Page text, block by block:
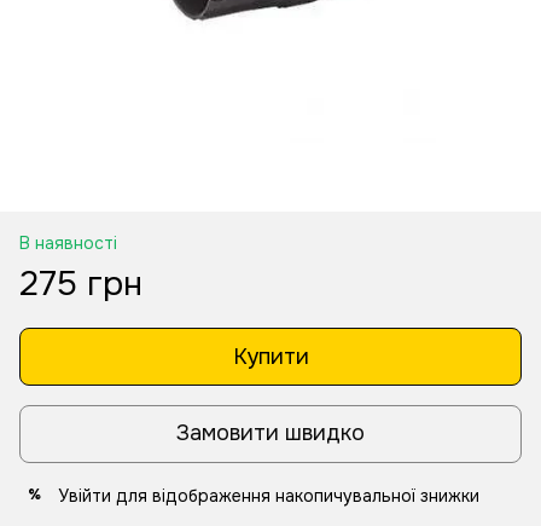
В наявності
275 грн
Купити
Замовити швидко
% Увійти для відображення накопичувальної знижки